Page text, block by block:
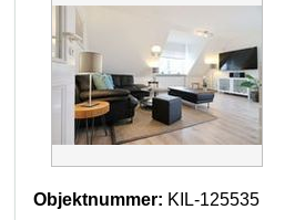
Objektnummer: KIL-125535